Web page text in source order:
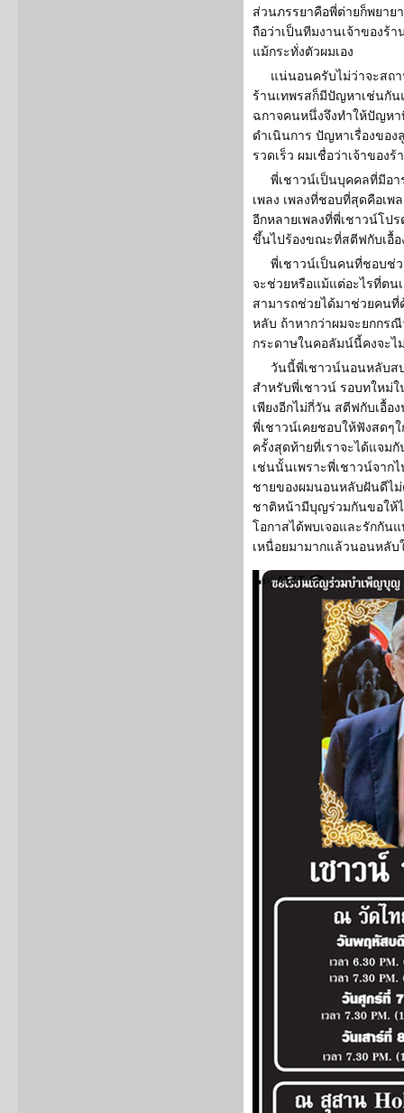
ส่วนภรรยาคือพี่ต่ายก็พยาย
ถือว่าเป็นทีมงานเจ้าของร้
แม้กระทั่งตัวผมเอง
แน่นอนครับไม่ว่าจะสถ
ร้านเทพรสก็มีปัญหาเช่นกั
ฉกาจคนหนึ่งจึงทำให้ปัญห
ดำเนินการ ปัญหาเรื่องขอ
รวดเร็ว ผมเชื่อว่าเจ้าของ
พี่เชาวน์เป็นบุคคลที่มีอ
เพลง เพลงที่ชอบที่สุดคือเพ
อีกหลายเพลงที่พี่เชาวน์โป
ขึ้นไปร้องขณะที่สตีฟกับเอื้อ
พี่เชาวน์เป็นคนที่ชอบช่
จะช่วยหรือแม้แต่อะไรที่ตน
สามารถช่วยได้มาช่วยคน
หลับ ถ้าหากว่าผมจะยกกร
กระดาษในคอลัมน์นี้คงจะไ
วันนี้พี่เชาวน์นอนหลับส
สำหรับพี่เชาวน์ รอบทใหม่
เพียงอีกไม่กี่วัน สตีฟกับเอื้อ
พี่เชาวน์เคยชอบให้ฟังสดๆ
ครั้งสุดท้ายที่เราจะได้แจม
เช่นนั้นเพราะพี่เชาวน์จาก
ชายของผมนอนหลับฝันดีไม่
ชาติหน้ามีบุญร่วมกันขอให้
โอกาสได้พบเจอและรักกัน
เหนื่อยมามากแล้วนอนหลั